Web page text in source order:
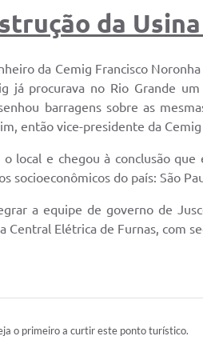
da
da Cemig Francisco
já procurava no Rio Grande
barragens sobre as
então vice-presidente da
local e chegou à conclusão
socioeconômicos do país: São
a equipe de governo de
Central Elétrica de Furnas, com
o primeiro a curtir este ponto turístico.